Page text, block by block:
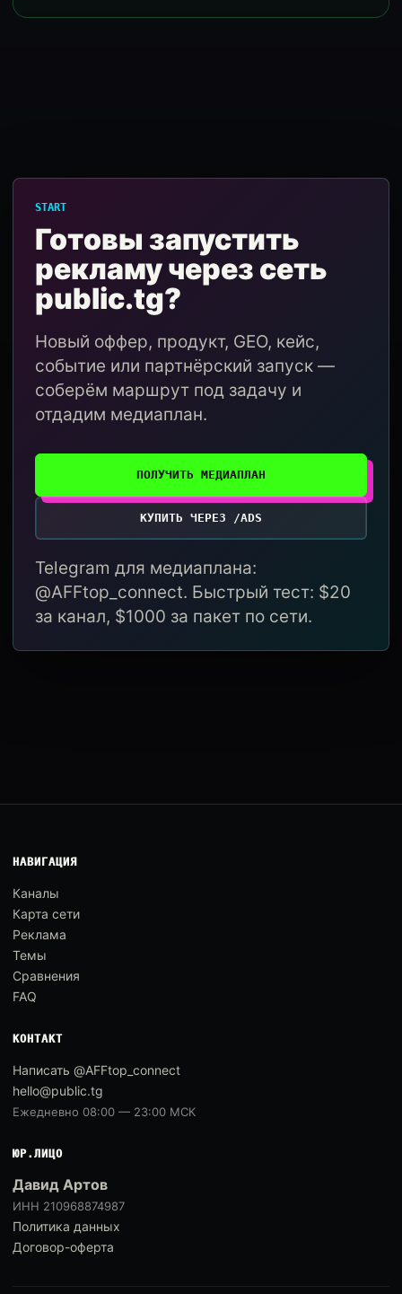
START
Готовы запустить
рекламу через сеть
public.tg?
Новый оффер, продукт, GEO, кейс,
событие или партнёрский запуск —
соберём маршрут под задачу и
отдадим медиаплан.
ПОЛУЧИТЬ МЕДИАПЛАН
КУПИТЬ ЧЕРЕЗ /ADS
Telegram для медиаплана:
@AFFtop_connect. Быстрый тест: $20
за канал, $1000 за пакет по сети.
НАВИГАЦИЯ
Каналы
Карта сети
Реклама
Темы
Сравнения
FAQ
КОНТАКТ
Написать @AFFtop_connect
hello@public.tg
Ежедневно 08:00 — 23:00 МСК
ЮР.ЛИЦО
Давид Артов
ИНН 210968874987
Политика данных
Договор-оферта